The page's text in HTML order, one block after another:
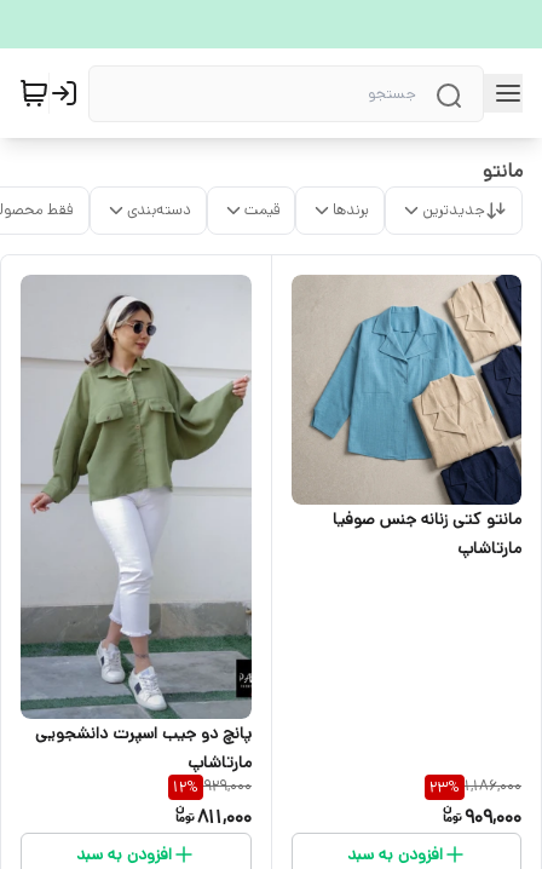
مانتو
جدیدترین برندها قیمت دسته‌بندی فقط
مانتو کتی زنانه جنس صوفیا
مارتاشاپ
1,186,000
23%
909,000
افزودن به سبد
پانچ دو جیب اسپرت دانشجویی
مارتاشاپ
929,000
12%
811,000
افزودن به سبد